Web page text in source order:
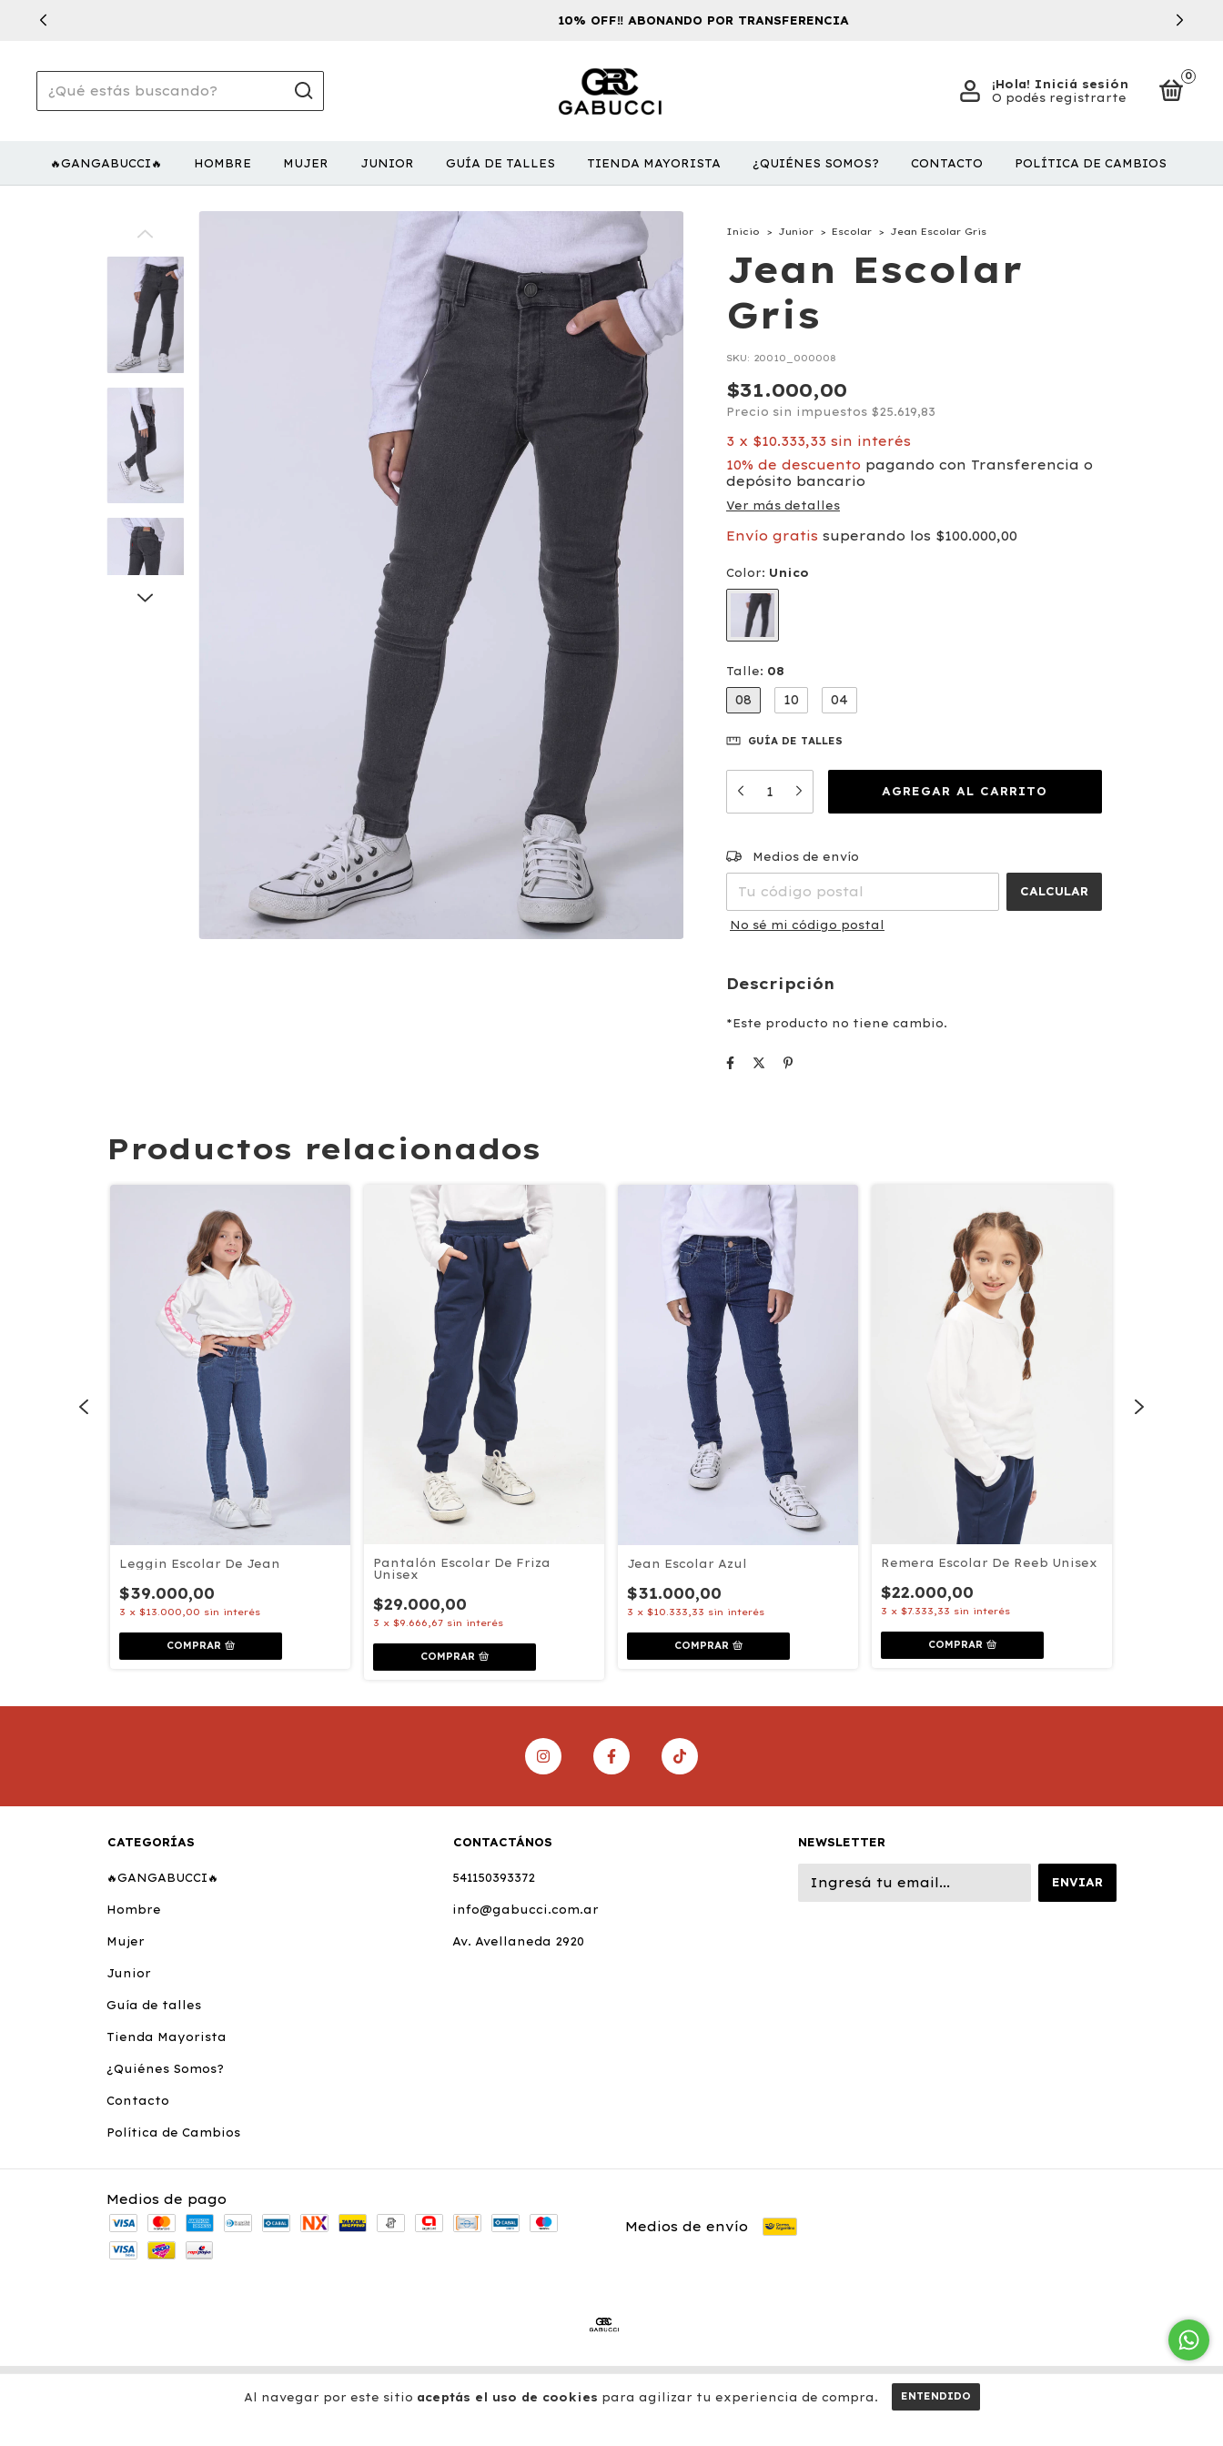
10% OFF‼️ ABONANDO POR TRANSFERENCIA
¡Hola! Iniciá sesión
O podés registrarte
0
🔥GANGABUCCI🔥 HOMBRE MUJER JUNIOR GUÍA DE TALLES TIENDA MAYORISTA ¿QUIÉNES SOMOS? CONTACTO POLÍTICA DE CAMBIOS
Al navegar por este sitio aceptás el uso de cookies para agilizar tu experiencia de compra. ENTENDIDO
Inicio > Junior > Escolar > Jean Escolar Gris
Jean Escolar
Gris
SKU: 20010_000008
$31.000,00
Precio sin impuestos $25.619,83
3 x $10.333,33 sin interés
10% de descuento pagando con Transferencia o
depósito bancario
Ver más detalles
Envío gratis superando los $100.000,00
Color: Unico
Talle: 08
08 10 04
GUÍA DE TALLES
Entregas para el CP:
Medios de envío
CALCULAR
No sé mi código postal
Descripción
*Este producto no tiene cambio.
Productos relacionados
Leggin Escolar De Jean
$39.000,00
3 x $13.000,00 sin interés
COMPRAR
Pantalón Escolar De Friza
Unisex
$29.000,00
3 x $9.666,67 sin interés
COMPRAR
Jean Escolar Azul
$31.000,00
3 x $10.333,33 sin interés
COMPRAR
Remera Escolar De Reeb Unisex
$22.000,00
3 x $7.333,33 sin interés
COMPRAR
CATEGORÍAS
🔥GANGABUCCI🔥
Hombre
Mujer
Junior
Guía de talles
Tienda Mayorista
¿Quiénes Somos?
Contacto
Política de Cambios
CONTACTÁNOS
541150393372
info@gabucci.com.ar
Av. Avellaneda 2920
NEWSLETTER
Medios de pago
Medios de envío
Defensa de las y los consumidores. Para reclamos
ingresá acá. Botón de arrepentimiento